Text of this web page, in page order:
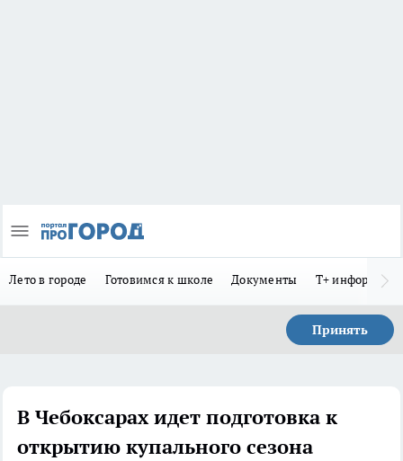
Лето в городе Готовимся к школе Документы Т+
Принять
В Чебоксарах идет подготовка к
открытию купального сезона